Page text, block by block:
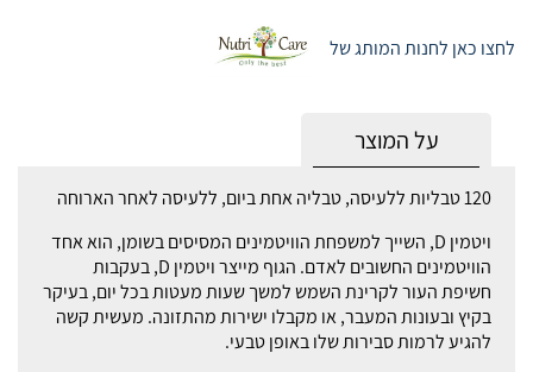
לחצו כאן לחנות המותג של
על המוצר
120 טבליות ללעיסה, טבליה אחת ביום, ללעיסה לאחר הארוחה
ויטמין D, השייך למשפחת הוויטמינים המסיסים בשומן, הוא אחד
הוויטמינים החשובים לאדם. הגוף מייצר ויטמין D, בעקבות
חשיפת העור לקרינת השמש למשך שעות מעטות בכל יום, בעיקר
בקיץ ובעונות המעבר, או מקבלו ישירות מהתזונה. מעשית קשה
להגיע לרמות סבירות שלו באופן טבעי.